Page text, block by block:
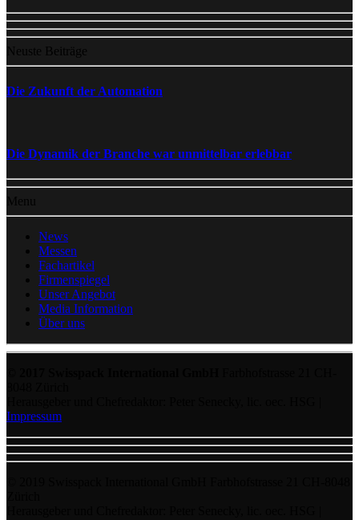
Neuste Beiträge
Die Zukunft der Automation
Die Dynamik der Branche war unmittelbar erlebbar
Menu
News
Messen
Fachartikel
Firmenspiegel
Unser Angebot
Media Information
Über uns
Impressum